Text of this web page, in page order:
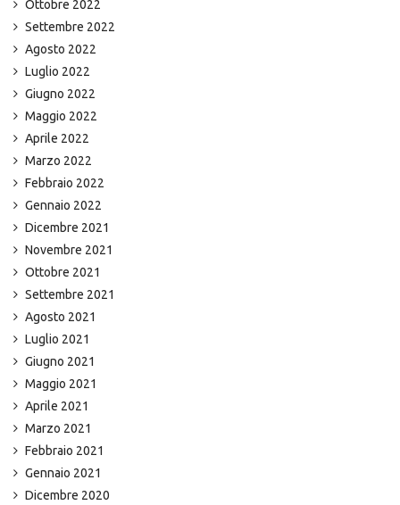
Ottobre 2022
Settembre 2022
Agosto 2022
Luglio 2022
Giugno 2022
Maggio 2022
Aprile 2022
Marzo 2022
Febbraio 2022
Gennaio 2022
Dicembre 2021
Novembre 2021
Ottobre 2021
Settembre 2021
Agosto 2021
Luglio 2021
Giugno 2021
Maggio 2021
Aprile 2021
Marzo 2021
Febbraio 2021
Gennaio 2021
Dicembre 2020